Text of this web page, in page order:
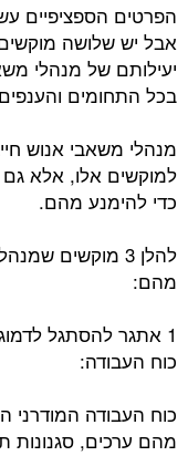
הפרטים הספציפיים
אבל יש שלושה
יעילותם של מנהלי
בכל התחומים
מנהלי משאבי אנוש
למוקשים אלו, אלא גם
כדי להימנע מהם.
להלן 3 מוקשים
מהם:
1 אתגר להסתגל
כוח העבודה:
כוח העבודה
מהם ערכים, סגנונות